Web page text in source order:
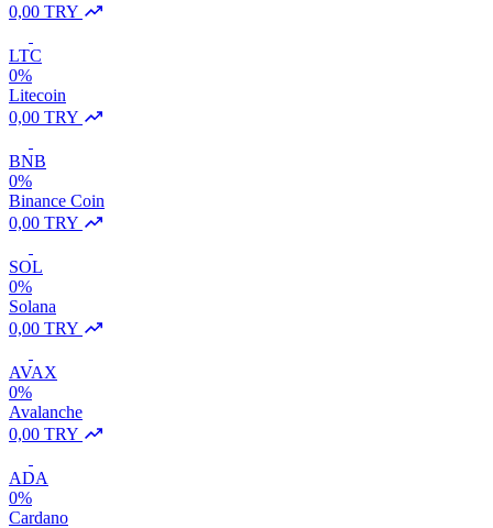
0,00 TRY
LTC
0%
Litecoin
0,00 TRY
BNB
0%
Binance Coin
0,00 TRY
SOL
0%
Solana
0,00 TRY
AVAX
0%
Avalanche
0,00 TRY
ADA
0%
Cardano